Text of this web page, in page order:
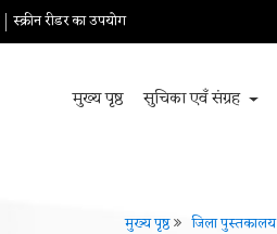
स्क्रीन रीडर का उपयोग
मुख्य पृष्ठ सुचिका एवँ संग्रह
मुख्य पृष्ठ जिला पुस्तकालय